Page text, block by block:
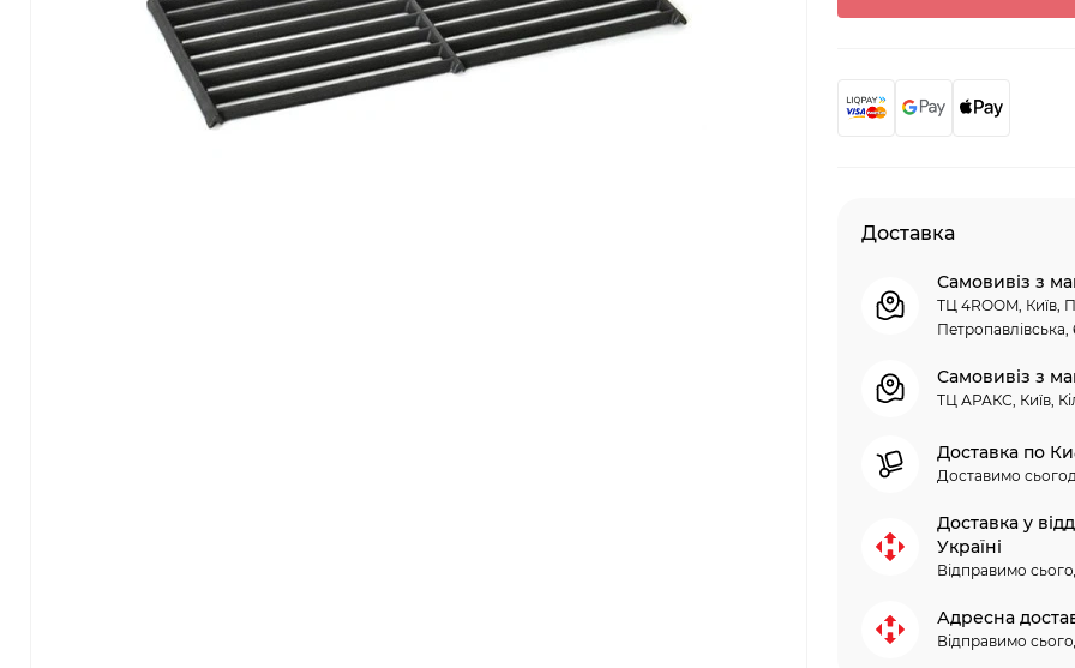
Доставка
Самовивіз з
ТЦ 4ROOM, Київ,
Петропавлівська,
Самовивіз з
ТЦ АРАКС, Київ,
Доставка по
Доставимо
Доставка у
Україні
Відправимо
Адресна
Відправимо